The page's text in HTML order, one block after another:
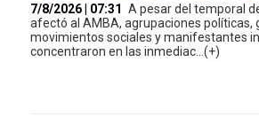
7/8/2026 | 07:31 A pesar del temporal
afectó al AMBA, agrupaciones políticas,
movimientos sociales y manifestantes
concentraron en las inmediac...(+)